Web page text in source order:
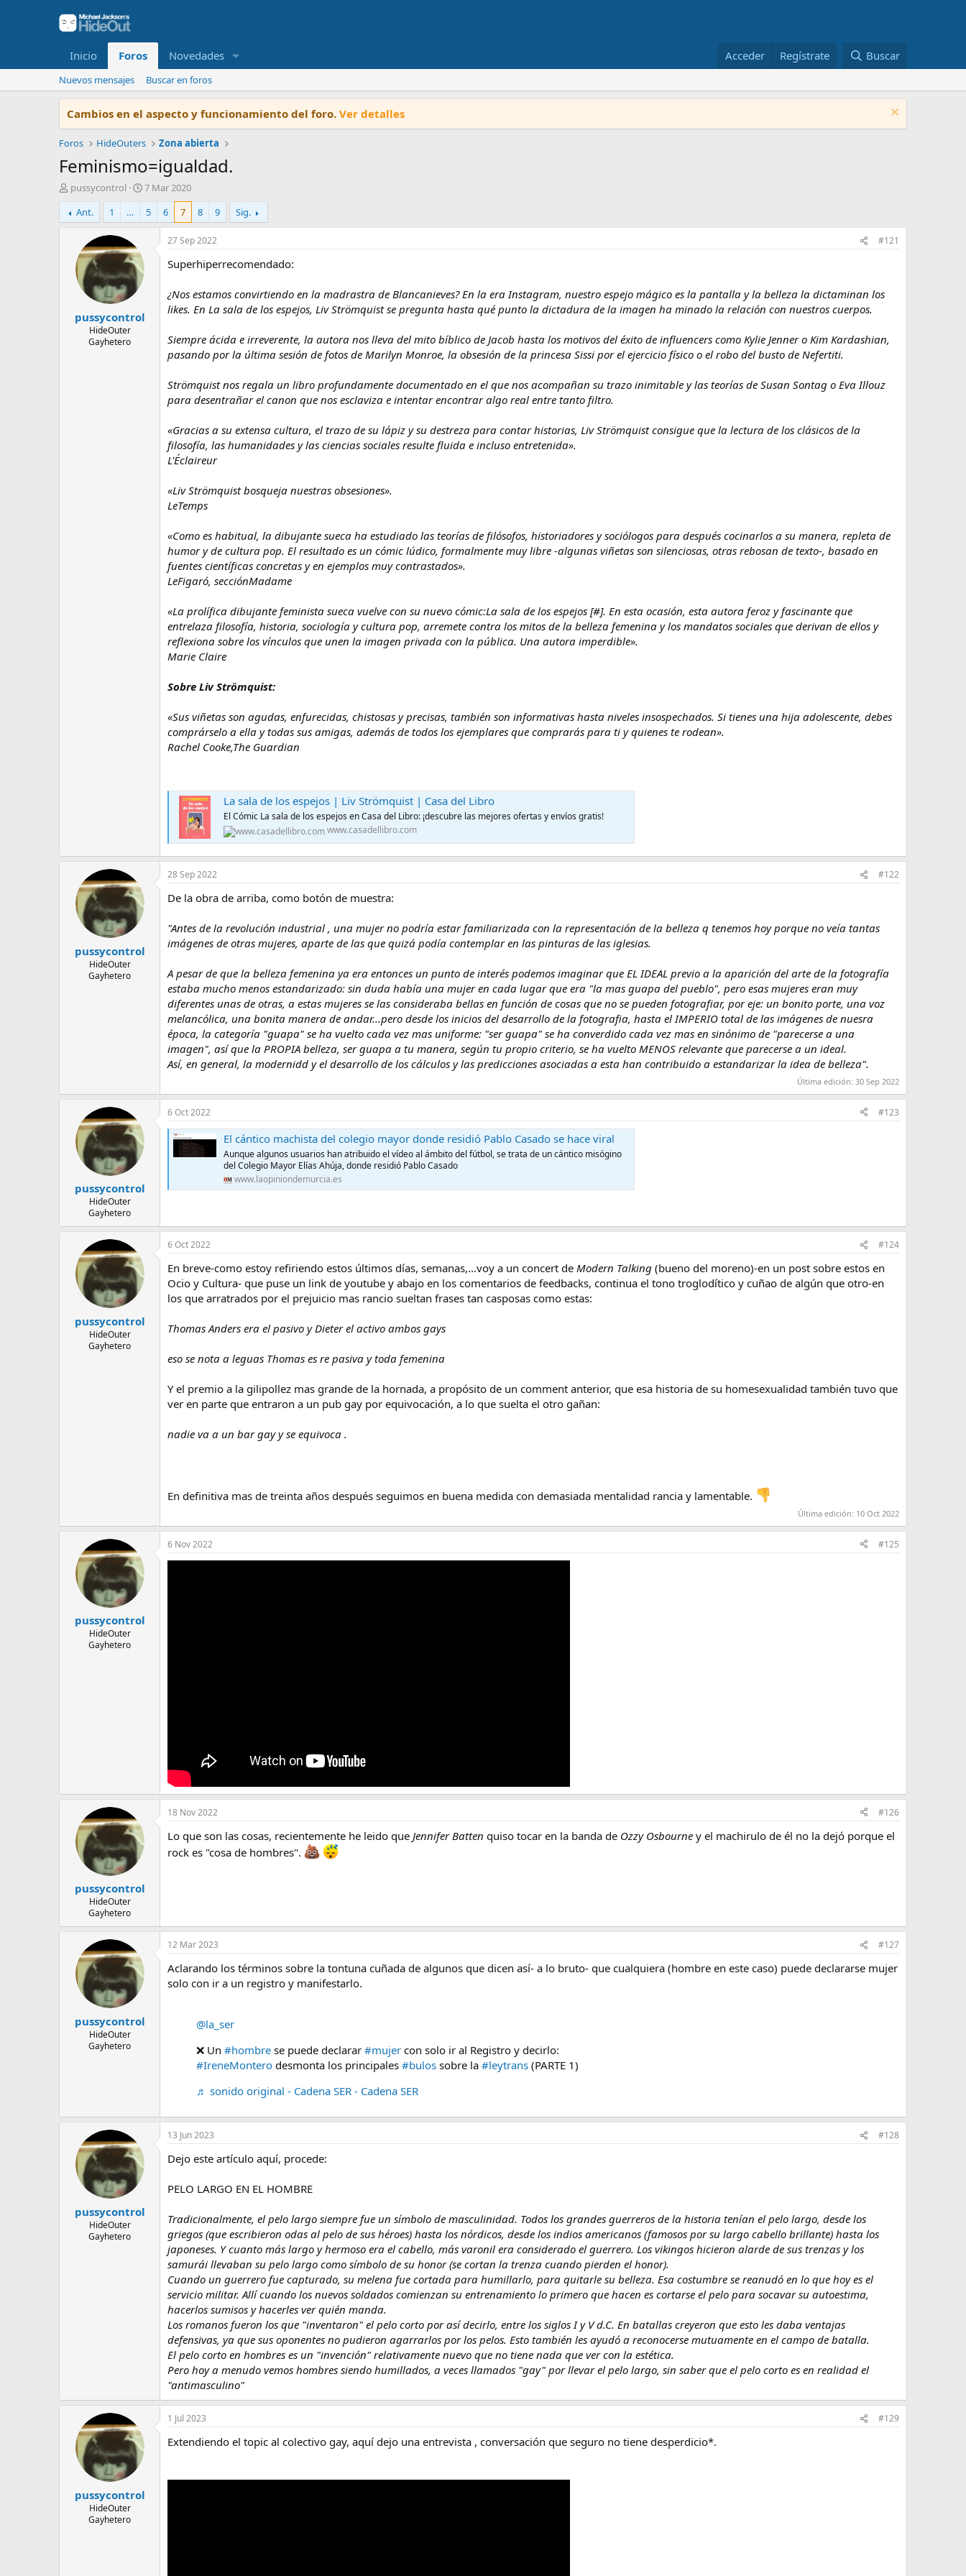
Inicio Foros Novedades Acceder Regístrate Buscar
Nuevos mensajes Buscar en foros
Cambios en el aspecto y funcionamiento del foro. Ver detalles
Foros HideOuters Zona abierta
Feminismo=igualdad.
I
n
i
c
pussycontrol
F
e
c
h
e
i
c
7 Mar 2020
Ant.
1 … 5 6 7 8 9 Sig.
pussycontrol
HideOuter
Gayhetero
27 Sep 2022 #121
Superhiperrecomendado:
¿Nos estamos convirtiendo en la madrastra de Blancanieves? En la era Instagram, nuestro espejo mágico es la pantalla y la belleza la dictaminan los
likes. En La sala de los espejos, Liv Strömquist se pregunta hasta qué punto la dictadura de la imagen ha minado la relación con nuestros cuerpos.
Siempre ácida e irreverente, la autora nos lleva del mito bíblico de Jacob hasta los motivos del éxito de influencers como Kylie Jenner o Kim Kardashian,
pasando por la última sesión de fotos de Marilyn Monroe, la obsesión de la princesa Sissi por el ejercicio físico o el robo del busto de Nefertiti.
Strömquist nos regala un libro profundamente documentado en el que nos acompañan su trazo inimitable y las teorías de Susan Sontag o Eva Illouz
para desentrañar el canon que nos esclaviza e intentar encontrar algo real entre tanto filtro.
«Gracias a su extensa cultura, el trazo de su lápiz y su destreza para contar historias, Liv Strömquist consigue que la lectura de los clásicos de la
filosofía, las humanidades y las ciencias sociales resulte fluida e incluso entretenida».
L'Éclaireur
«Liv Strömquist bosqueja nuestras obsesiones».
LeTemps
«Como es habitual, la dibujante sueca ha estudiado las teorías de filósofos, historiadores y sociólogos para después cocinarlos a su manera, repleta de
humor y de cultura pop. El resultado es un cómic lúdico, formalmente muy libre -algunas viñetas son silenciosas, otras rebosan de texto-, basado en
fuentes científicas concretas y en ejemplos muy contrastados».
LeFigaró, secciónMadame
«La prolífica dibujante feminista sueca vuelve con su nuevo cómic:La sala de los espejos [#]. En esta ocasión, esta autora feroz y fascinante que
entrelaza filosofía, historia, sociología y cultura pop, arremete contra los mitos de la belleza femenina y los mandatos sociales que derivan de ellos y
reflexiona sobre los vínculos que unen la imagen privada con la pública. Una autora imperdible».
Marie Claire
Sobre Liv Strömquist:
«Sus viñetas son agudas, enfurecidas, chistosas y precisas, también son informativas hasta niveles insospechados. Si tienes una hija adolescente, debes
comprárselo a ella y todas sus amigas, además de todos los ejemplares que comprarás para ti y quienes te rodean».
Rachel Cooke,The Guardian
La sala de los espejos | Liv Strömquist | Casa del Libro
El Cómic La sala de los espejos en Casa del Libro: ¡descubre las mejores ofertas y envíos gratis!
www.casadellibro.com
pussycontrol
HideOuter
Gayhetero
28 Sep 2022 #122
De la obra de arriba, como botón de muestra:
"Antes de la revolución industrial , una mujer no podría estar familiarizada con la representación de la belleza q tenemos hoy porque no veía tantas
imágenes de otras mujeres, aparte de las que quizá podía contemplar en las pinturas de las iglesias.
A pesar de que la belleza femenina ya era entonces un punto de interés podemos imaginar que EL IDEAL previo a la aparición del arte de la fotografía
estaba mucho menos estandarizado: sin duda había una mujer en cada lugar que era "la mas guapa del pueblo", pero esas mujeres eran muy
diferentes unas de otras, a estas mujeres se las consideraba bellas en función de cosas que no se pueden fotografiar, por eje: un bonito porte, una voz
melancólica, una bonita manera de andar...pero desde los inicios del desarrollo de la fotografia, hasta el IMPERIO total de las imágenes de nuesra
época, la categoría "guapa" se ha vuelto cada vez mas uniforme: "ser guapa" se ha converdido cada vez mas en sinónimo de "parecerse a una
imagen", así que la PROPIA belleza, ser guapa a tu manera, según tu propio criterio, se ha vuelto MENOS relevante que parecerse a un ideal.
Así, en general, la modernidd y el desarrollo de los cálculos y las predicciones asociadas a esta han contribuido a estandarizar la idea de belleza".
Última edición: 30 Sep 2022
pussycontrol
HideOuter
Gayhetero
6 Oct 2022 #123
El cántico machista del colegio mayor donde residió Pablo Casado se hace viral
Aunque algunos usuarios han atribuido el vídeo al ámbito del fútbol, se trata de un cántico misógino
del Colegio Mayor Elías Ahúja, donde residió Pablo Casado
www.laopiniondemurcia.es
pussycontrol
HideOuter
Gayhetero
6 Oct 2022 #124
En breve-como estoy refiriendo estos últimos días, semanas,...voy a un concert de Modern Talking (bueno del moreno)-en un post sobre estos en
Ocio y Cultura- que puse un link de youtube y abajo en los comentarios de feedbacks, continua el tono troglodítico y cuñao de algún que otro-en
los que arratrados por el prejuicio mas rancio sueltan frases tan casposas como estas:
Thomas Anders era el pasivo y Dieter el activo ambos gays
eso se nota a leguas Thomas es re pasiva y toda femenina
Y el premio a la gilipollez mas grande de la hornada, a propósito de un comment anterior, que esa historia de su homesexualidad también tuvo que
ver en parte que entraron a un pub gay por equivocación, a lo que suelta el otro gañan:
nadie va a un bar gay y se equivoca .
En definitiva mas de treinta años después seguimos en buena medida con demasiada mentalidad rancia y lamentable.
Última edición: 10 Oct 2022
pussycontrol
HideOuter
Gayhetero
6 Nov 2022 #125
pussycontrol
HideOuter
Gayhetero
18 Nov 2022 #126
Lo que son las cosas, recientemente he leido que Jennifer Batten quiso tocar en la banda de Ozzy Osbourne y el machirulo de él no la dejó porque el
rock es "cosa de hombres".
pussycontrol
HideOuter
Gayhetero
12 Mar 2023 #127
Aclarando los términos sobre la tontuna cuñada de algunos que dicen así- a lo bruto- que cualquiera (hombre en este caso) puede declararse mujer
solo con ir a un registro y manifestarlo.
@la_ser
❌ Un #hombre se puede declarar #mujer con solo ir al Registro y decirlo:
#IreneMontero desmonta los principales #bulos sobre la #leytrans (PARTE 1)
♬ sonido original - Cadena SER - Cadena SER
pussycontrol
HideOuter
Gayhetero
13 Jun 2023 #128
Dejo este artículo aquí, procede:
PELO LARGO EN EL HOMBRE
Tradicionalmente, el pelo largo siempre fue un símbolo de masculinidad. Todos los grandes guerreros de la historia tenían el pelo largo, desde los
griegos (que escribieron odas al pelo de sus héroes) hasta los nórdicos, desde los indios americanos (famosos por su largo cabello brillante) hasta los
japoneses. Y cuanto más largo y hermoso era el cabello, más varonil era considerado el guerrero. Los vikingos hicieron alarde de sus trenzas y los
samurái llevaban su pelo largo como símbolo de su honor (se cortan la trenza cuando pierden el honor).
Cuando un guerrero fue capturado, su melena fue cortada para humillarlo, para quitarle su belleza. Esa costumbre se reanudó en lo que hoy es el
servicio militar. Allí cuando los nuevos soldados comienzan su entrenamiento lo primero que hacen es cortarse el pelo para socavar su autoestima,
hacerlos sumisos y hacerles ver quién manda.
Los romanos fueron los que "inventaron" el pelo corto por así decirlo, entre los siglos I y V d.C. En batallas creyeron que esto les daba ventajas
defensivas, ya que sus oponentes no pudieron agarrarlos por los pelos. Esto también les ayudó a reconocerse mutuamente en el campo de batalla.
El pelo corto en hombres es un "invención" relativamente nuevo que no tiene nada que ver con la estética.
Pero hoy a menudo vemos hombres siendo humillados, a veces llamados "gay" por llevar el pelo largo, sin saber que el pelo corto es en realidad el
"antimasculino"
pussycontrol
HideOuter
Gayhetero
1 Jul 2023 #129
Extendiendo el topic al colectivo gay, aquí dejo una entrevista , conversación que seguro no tiene desperdicio*.